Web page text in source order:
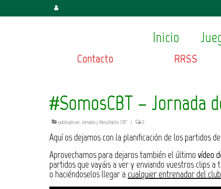
Inicio
Contacto RRSS
#SomosCBT – Jornada
publicado en: Jornada y Resultados CBT | 0
Aquí os dejamos con la planificación de los partidos
Aprovechamos para dejaros también el último vídeo
partidos que vayáis a ver y enviando vuestros clips a
o haciéndoselos llegar a cualquier entrenador del club